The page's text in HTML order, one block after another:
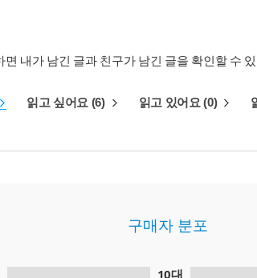
면 내가 남긴 글과 친구가 남긴 글을 확인할 수
읽고 싶어요 (6) 읽고 있어요 (0)
구매자 분포
10대